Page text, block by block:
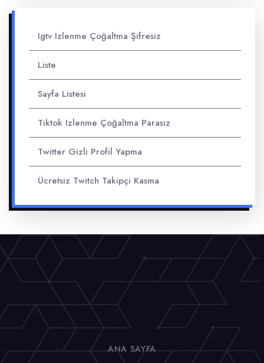
Igtv Izlenme Çoğaltma Şifresiz
Liste
Sayfa Listesi
Tiktok Izlenme Çoğaltma Parasız
Twitter Gizli Profil Yapma
Ücretsiz Twitch Takipçi Kasma
ANA SAYFA